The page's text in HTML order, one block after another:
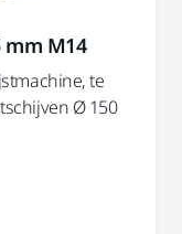
mm M14
te
Ø 150